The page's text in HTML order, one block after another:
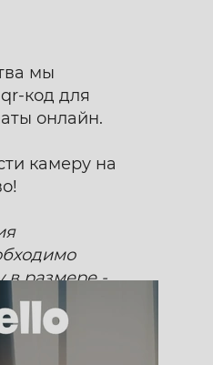
мы
код для
онлайн.
камеру на
в размере -
отель
право